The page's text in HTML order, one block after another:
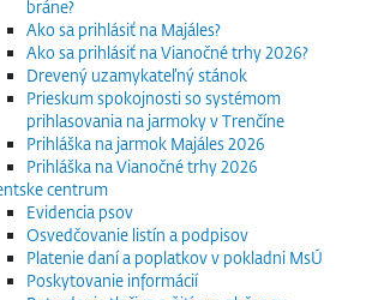
bráne?
Ako sa prihlásiť na Majáles?
Ako sa prihlásiť na Vianočné trhy 2026?
Drevený uzamykateľný stánok
Prieskum spokojnosti so systémom
prihlasovania na jarmoky v Trenčíne
Prihláška na jarmok Majáles 2026
Prihláška na Vianočné trhy 2026
centrum
Evidencia psov
Osvedčovanie listín a podpisov
Platenie daní a poplatkov v pokladni MsÚ
Poskytovanie informácií